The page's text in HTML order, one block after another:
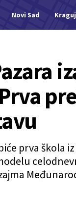
Novi Sad
prva škola